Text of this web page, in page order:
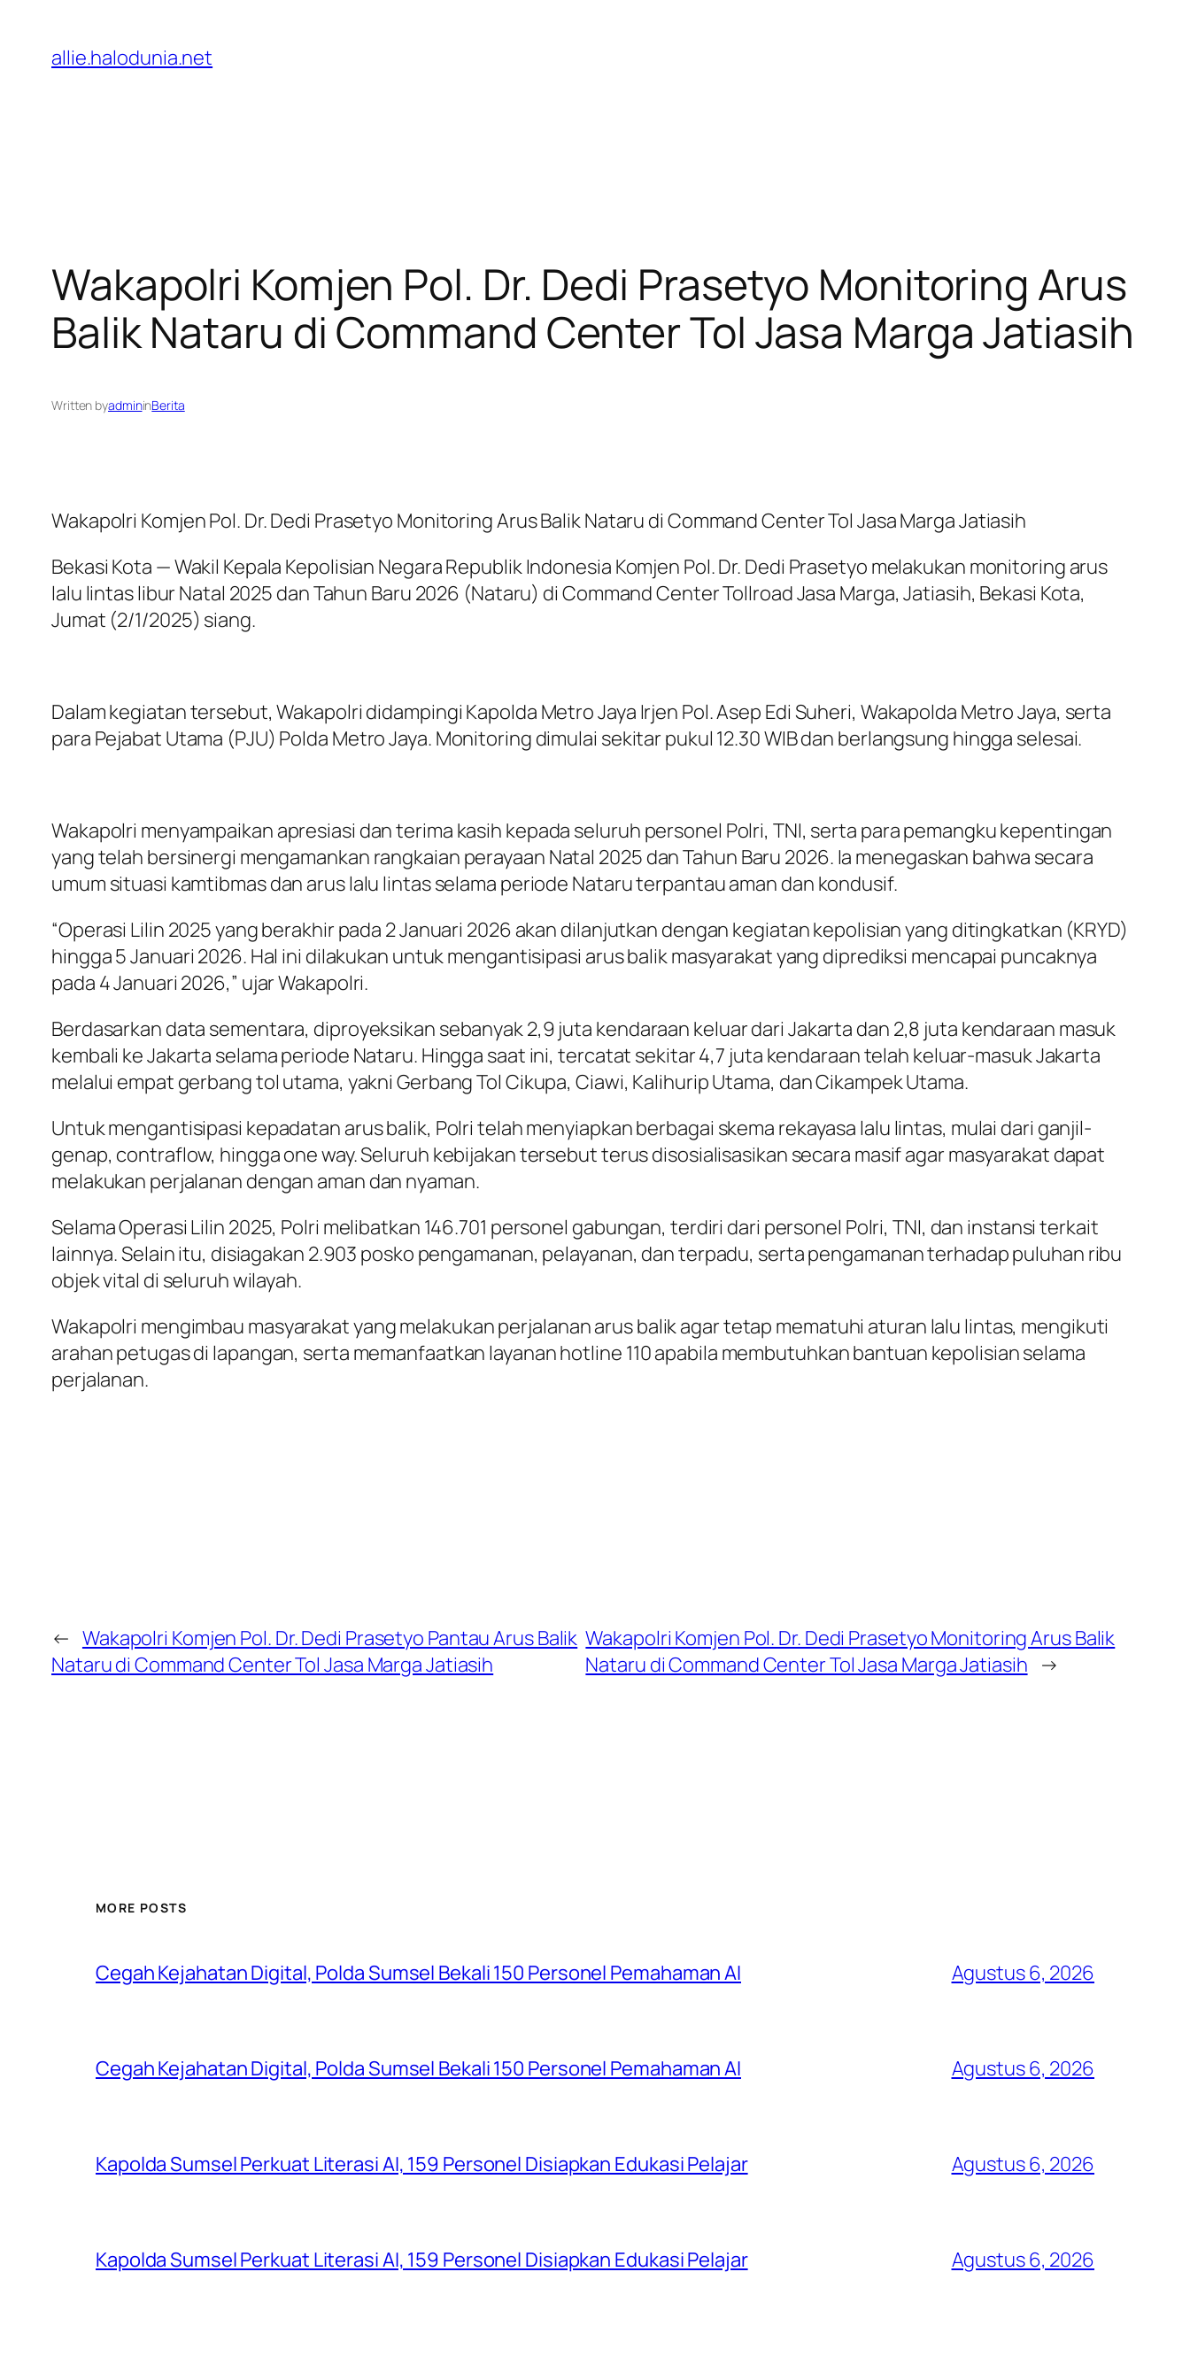
konten
allie.halodunia.net
Wakapolri Komjen Pol. Dr. Dedi Prasetyo Monitoring Arus
Balik Nataru di Command Center Tol Jasa Marga Jatiasih
Written byadmininBerita
Wakapolri Komjen Pol. Dr. Dedi Prasetyo Monitoring Arus Balik Nataru di Command Center Tol Jasa Marga Jatiasih
Bekasi Kota — Wakil Kepala Kepolisian Negara Republik Indonesia Komjen Pol. Dr. Dedi Prasetyo melakukan monitoring arus
lalu lintas libur Natal 2025 dan Tahun Baru 2026 (Nataru) di Command Center Tollroad Jasa Marga, Jatiasih, Bekasi Kota,
Jumat (2/1/2025) siang.
Dalam kegiatan tersebut, Wakapolri didampingi Kapolda Metro Jaya Irjen Pol. Asep Edi Suheri, Wakapolda Metro Jaya, serta
para Pejabat Utama (PJU) Polda Metro Jaya. Monitoring dimulai sekitar pukul 12.30 WIB dan berlangsung hingga selesai.
Wakapolri menyampaikan apresiasi dan terima kasih kepada seluruh personel Polri, TNI, serta para pemangku kepentingan
yang telah bersinergi mengamankan rangkaian perayaan Natal 2025 dan Tahun Baru 2026. Ia menegaskan bahwa secara
umum situasi kamtibmas dan arus lalu lintas selama periode Nataru terpantau aman dan kondusif.
“Operasi Lilin 2025 yang berakhir pada 2 Januari 2026 akan dilanjutkan dengan kegiatan kepolisian yang ditingkatkan (KRYD)
hingga 5 Januari 2026. Hal ini dilakukan untuk mengantisipasi arus balik masyarakat yang diprediksi mencapai puncaknya
pada 4 Januari 2026,” ujar Wakapolri.
Berdasarkan data sementara, diproyeksikan sebanyak 2,9 juta kendaraan keluar dari Jakarta dan 2,8 juta kendaraan masuk
kembali ke Jakarta selama periode Nataru. Hingga saat ini, tercatat sekitar 4,7 juta kendaraan telah keluar-masuk Jakarta
melalui empat gerbang tol utama, yakni Gerbang Tol Cikupa, Ciawi, Kalihurip Utama, dan Cikampek Utama.
Untuk mengantisipasi kepadatan arus balik, Polri telah menyiapkan berbagai skema rekayasa lalu lintas, mulai dari ganjil-
genap, contraflow, hingga one way. Seluruh kebijakan tersebut terus disosialisasikan secara masif agar masyarakat dapat
melakukan perjalanan dengan aman dan nyaman.
Selama Operasi Lilin 2025, Polri melibatkan 146.701 personel gabungan, terdiri dari personel Polri, TNI, dan instansi terkait
lainnya. Selain itu, disiagakan 2.903 posko pengamanan, pelayanan, dan terpadu, serta pengamanan terhadap puluhan ribu
objek vital di seluruh wilayah.
Wakapolri mengimbau masyarakat yang melakukan perjalanan arus balik agar tetap mematuhi aturan lalu lintas, mengikuti
arahan petugas di lapangan, serta memanfaatkan layanan hotline 110 apabila membutuhkan bantuan kepolisian selama
perjalanan.
← Wakapolri Komjen Pol. Dr. Dedi Prasetyo Pantau Arus Balik
Nataru di Command Center Tol Jasa Marga Jatiasih
Wakapolri Komjen Pol. Dr. Dedi Prasetyo Monitoring Arus Balik
Nataru di Command Center Tol Jasa Marga Jatiasih →
MORE POSTS
Cegah Kejahatan Digital, Polda Sumsel Bekali 150 Personel Pemahaman AI Agustus 6, 2026
Cegah Kejahatan Digital, Polda Sumsel Bekali 150 Personel Pemahaman AI Agustus 6, 2026
Kapolda Sumsel Perkuat Literasi AI, 159 Personel Disiapkan Edukasi Pelajar Agustus 6, 2026
Kapolda Sumsel Perkuat Literasi AI, 159 Personel Disiapkan Edukasi Pelajar Agustus 6, 2026